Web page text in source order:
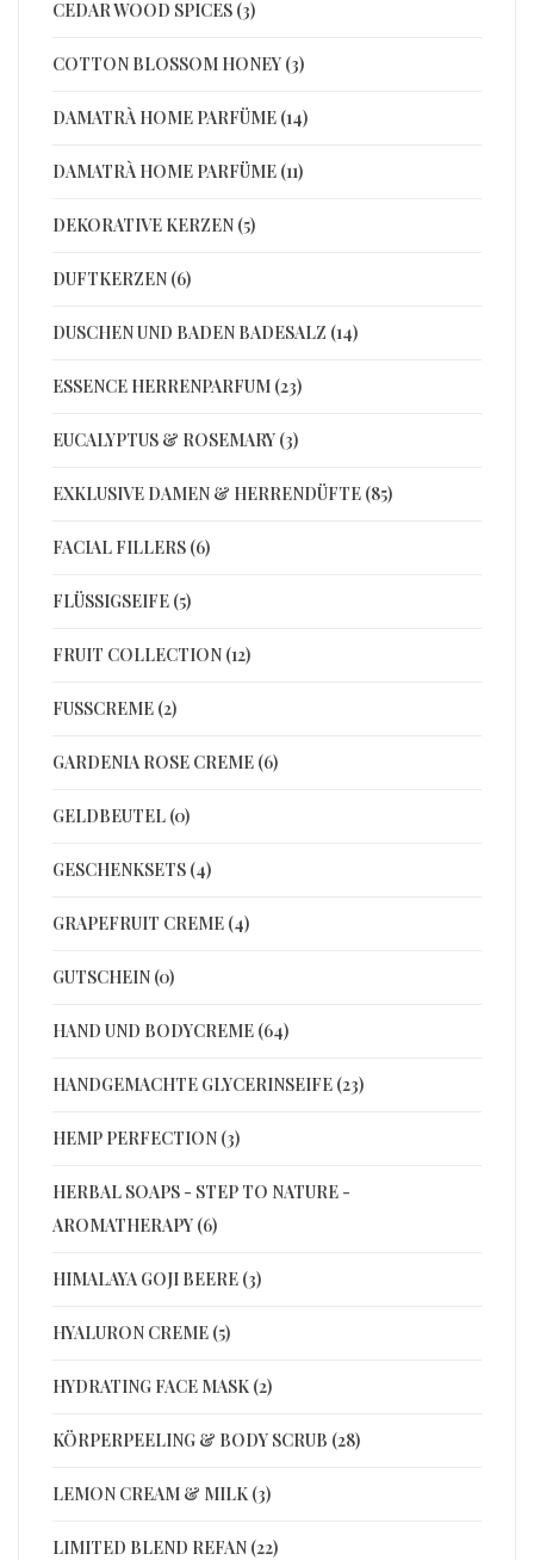
CEDAR WOOD SPICES (3)
COTTON BLOSSOM HONEY (3)
DAMATRÀ HOME PARFÜME (14)
DAMATRÀ HOME PARFÜME (11)
DEKORATIVE KERZEN (5)
DUFTKERZEN (6)
DUSCHEN UND BADEN BADESALZ (14)
ESSENCE HERRENPARFUM (23)
EUCALYPTUS & ROSEMARY (3)
EXKLUSIVE DAMEN & HERRENDÜFTE (85)
FACIAL FILLERS (6)
FLÜSSIGSEIFE (5)
FRUIT COLLECTION (12)
FUSSCREME (2)
GARDENIA ROSE CREME (6)
GELDBEUTEL (0)
GESCHENKSETS (4)
GRAPEFRUIT CREME (4)
GUTSCHEIN (0)
HAND UND BODYCREME (64)
HANDGEMACHTE GLYCERINSEIFE (23)
HEMP PERFECTION (3)
HERBAL SOAPS - STEP TO NATURE -
AROMATHERAPY (6)
HIMALAYA GOJI BEERE (3)
HYALURON CREME (5)
HYDRATING FACE MASK (2)
KÖRPERPEELING & BODY SCRUB (28)
LEMON CREAM & MILK (3)
LIMITED BLEND REFAN (22)